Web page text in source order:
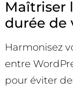
Maîtriser
durée de
Harmonisez
entre
pour éviter